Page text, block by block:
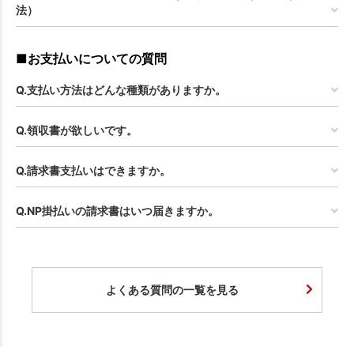
法）
■お支払いについての質問
Q.支払い方法はどんな種類がありますか。
Q.領収書が欲しいです。
Q.請求書支払いはできますか。
Q.NP掛払いの請求書はいつ届きますか。
よくある質問の一覧を見る